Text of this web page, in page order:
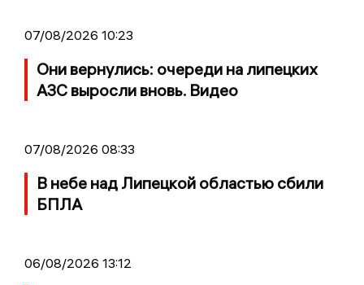
07/08/2026 10:23
Они вернулись: очереди на липецких
АЗС выросли вновь. Видео
07/08/2026 08:33
В небе над Липецкой областью сбили
БПЛА
06/08/2026 13:12